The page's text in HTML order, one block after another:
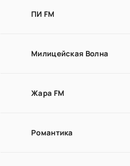
ПИ FM
Милицейская Волна
Жара FM
Романтика